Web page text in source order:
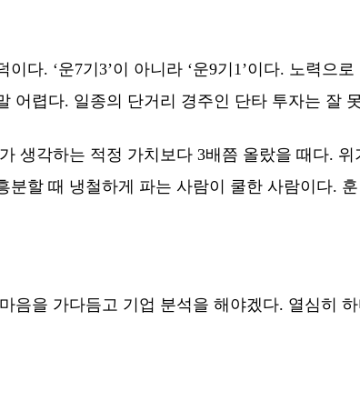
다. ‘운7기3’이 아니라 ‘운9기1’이다. 노력으
어렵다. 일종의 단거리 경주인 단타 투자는 잘
생각하는 적정 가치보다 3배쯤 올랐을 때다.
할 때 냉철하게 파는 사람이 쿨한 사람이다.
음을 가다듬고 기업 분석을 해야겠다. 열심히